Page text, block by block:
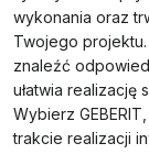
wykonania oraz
Twojego
znaleźć
ułatwia realizację
Wybierz
trakcie realizacji